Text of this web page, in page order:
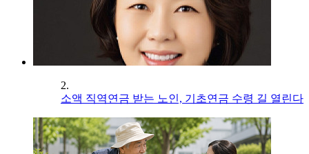
2.
소액 직역연금 받는 노인, 기초연금 수령 길 열린다